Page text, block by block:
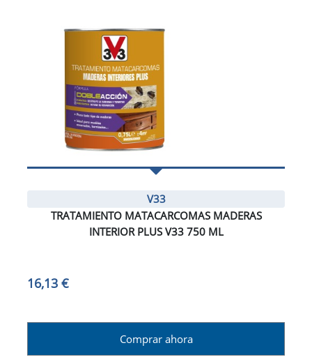
V33
TRATAMIENTO MATACARCOMAS MADERAS
INTERIOR PLUS V33 750 ML
16,13 €
Comprar ahora